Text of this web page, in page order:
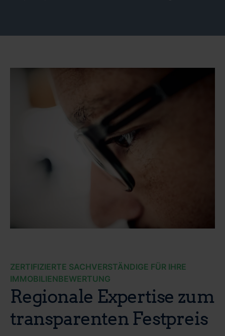
ZERTIFIZIERTE SACHVERSTÄNDIGE FÜR IHRE
IMMOBILIENBEWERTUNG
Regionale Expertise zum
transparenten Festpreis